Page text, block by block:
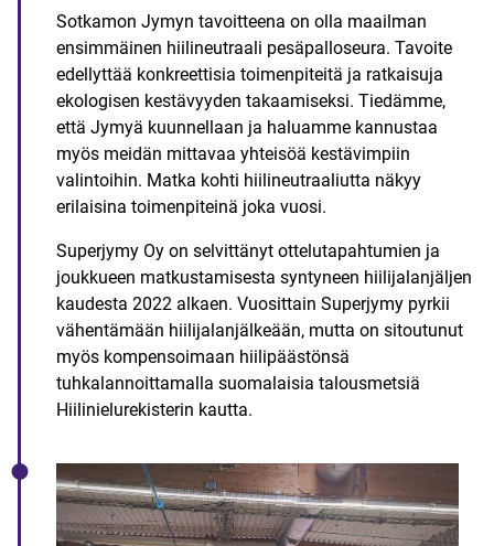
Sotkamon Jymyn tavoitteena on olla maailman
ensimmäinen hiilineutraali pesäpalloseura. Tavoite
edellyttää konkreettisia toimenpiteitä ja ratkaisuja
ekologisen kestävyyden takaamiseksi. Tiedämme,
että Jymyä kuunnellaan ja haluamme kannustaa
myös meidän mittavaa yhteisöä kestävimpiin
valintoihin. Matka kohti hiilineutraaliutta näkyy
erilaisina toimenpiteinä joka vuosi.
Superjymy Oy on selvittänyt ottelutapahtumien ja
joukkueen matkustamisesta syntyneen hiilijalanjäljen
kaudesta 2022 alkaen. Vuosittain Superjymy pyrkii
vähentämään hiilijalanjälkeään, mutta on sitoutunut
myös kompensoimaan hiilipäästönsä
tuhkalannoittamalla suomalaisia talousmetsiä
Hiilinielurekisterin kautta.